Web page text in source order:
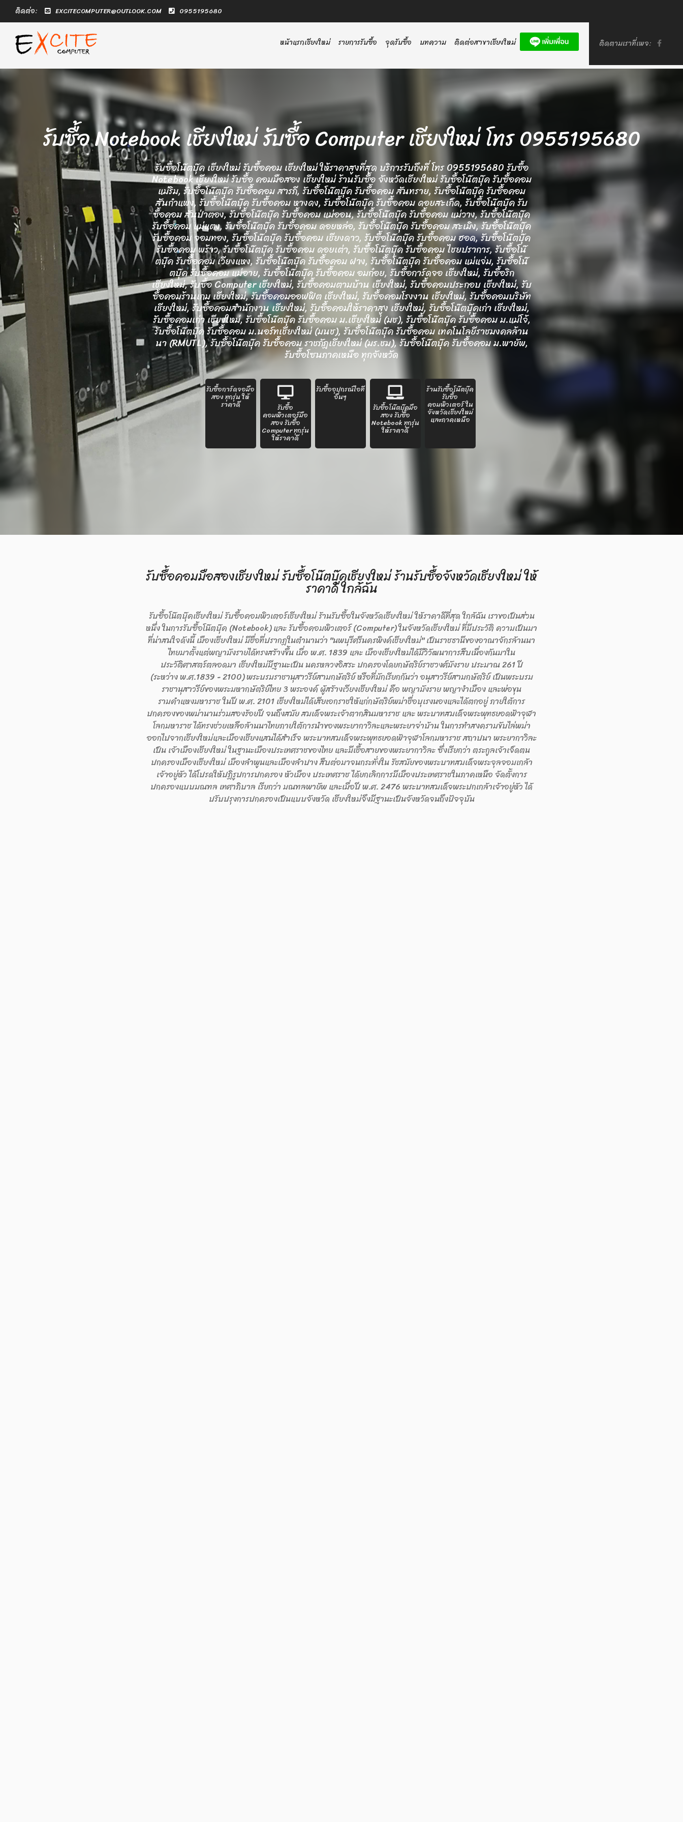
ติดต่อ: EXCITECOMPUTER@OUTLOOK.COM 0955195680
ติดตามเราที่เพจ:
หน้าแรกเชียงใหม่ รายการรับซื้อ จุดรับซื้อ บทความ ติดต่อสาขาเชียงใหม่
รับซื้อ Notebook เชียงใหม่ รับซื้อ Computer เชียงใหม่ โทร 0955195680
รับซื้อโน๊ตบุ๊ค เชียงใหม่ รับซื้อคอม เชียงใหม่ ให้ราคาสูงที่สุด บริการรับถึงที่ โทร 0955195680 รับซื้อ
Notebook เชียงใหม่ รับซื้อ คอมมือสอง เชียงใหม่ ร้านรับซื้อ จังหวัดเชียงใหม่ รับซื้อโน๊ตบุ๊ค รับซื้อคอม
แม่ริม, รับซื้อโน๊ตบุ๊ค รับซื้อคอม สารภี, รับซื้อโน๊ตบุ๊ค รับซื้อคอม สันทราย, รับซื้อโน๊ตบุ๊ค รับซื้อคอม
สันกำแพง, รับซื้อโน๊ตบุ๊ค รับซื้อคอม หางดง, รับซื้อโน๊ตบุ๊ค รับซื้อคอม ดอยสะเก็ด, รับซื้อโน๊ตบุ๊ค รับ
ซื้อคอม สันป่าตอง, รับซื้อโน๊ตบุ๊ค รับซื้อคอม แม่ออน, รับซื้อโน๊ตบุ๊ค รับซื้อคอม แม่วาง, รับซื้อโน๊ตบุ๊ค
รับซื้อคอม แม่แตง, รับซื้อโน๊ตบุ๊ค รับซื้อคอม ดอยหล่อ, รับซื้อโน๊ตบุ๊ค รับซื้อคอม สะเมิง, รับซื้อโน๊ตบุ๊ค
รับซื้อคอม จอมทอง, รับซื้อโน๊ตบุ๊ค รับซื้อคอม เชียงดาว, รับซื้อโน๊ตบุ๊ค รับซื้อคอม ฮอด, รับซื้อโน๊ตบุ๊ค
รับซื้อคอม พร้าว, รับซื้อโน๊ตบุ๊ค รับซื้อคอม ดอยเต่า, รับซื้อโน๊ตบุ๊ค รับซื้อคอม ไชยปราการ, รับซื้อโน๊
ตบุ๊ค รับซื้อคอม เวียงแหง, รับซื้อโน๊ตบุ๊ค รับซื้อคอม ฝาง, รับซื้อโน๊ตบุ๊ค รับซื้อคอม แม่แจ่ม, รับซื้อโน๊
ตบุ๊ค รับซื้อคอม แม่อาย, รับซื้อโน๊ตบุ๊ค รับซื้อคอม อมก๋อย, รับซื้อการ์ดจอ เชียงใหม่, รับซื้อริก
เชียงใหม่, รับซื้อ Computer เชียงใหม่, รับซื้อคอมตามบ้าน เชียงใหม่, รับซื้อคอมประกอบ เชียงใหม่, รับ
ซื้อคอมร้านเกม เชียงใหม่, รับซื้อคอมออฟฟิต เชียงใหม่, รับซื้อคอมโรงงาน เชียงใหม่, รับซื้อคอมบริษัท
เชียงใหม่, รับซื้อคอมสำนักงาน เชียงใหม่, รับซื้อคอมให้ราคาสูง เชียงใหม่, รับซื้อโน๊ตบุ๊คเก่า เชียงใหม่,
รับซื้อคอมเก่า เชียงใหม่, รับซื้อโน๊ตบุ๊ค รับซื้อคอม ม.เชียงใหม่ (มช), รับซื้อโน๊ตบุ๊ค รับซื้อคอม ม.แม่โจ้,
รับซื้อโน๊ตบุ๊ค รับซื้อคอม ม.นอร์ทเชียงใหม่ (มนช), รับซื้อโน๊ตบุ๊ค รับซื้อคอม เทคโนโลยีราชมงคลล้าน
นา (RMUTL), รับซื้อโน๊ตบุ๊ค รับซื้อคอม ราชภัฏเชียงใหม่ (มร.ชม), รับซื้อโน๊ตบุ๊ค รับซื้อคอม ม.พายัพ,
รับซื้อโซนภาคเหนือ ทุกจังหวัด
รับซื้อการ์ดจอมือ
สอง ทุกรุ่น ให้
ราคาดี รับซื้อ
คอมพิวเตอร์มือ
สอง รับซื้อ
Computer ทุกรุ่น
ให้ราคาดี
รับซื้ออุปกรณ์ไอที
อื่นๆ
รับซื้อโน๊ตบุ๊คมือ
สอง รับซื้อ
Notebook ทุกรุ่น
ให้ราคาดี
ร้านรับซื้อโน๊ตบุ๊ค
รับซื้อ
คอมพิวเตอร์ ใน
จังหวัดเชียงใหม่
และภาคเหนือ
รับซื้อคอมมือสองเชียงใหม่ รับซื้อโน๊ตบุ๊คเชียงใหม่ ร้านรับซื้อจังหวัดเชียงใหม่ ให้
ราคาดี ใกล้ฉัน
รับซื้อโน๊ตบุ๊คเชียงใหม่ รับซื้อคอมพิวเตอร์เชียงใหม่ ร้านรับซื้อในจังหวัดเชียงใหม่ ให้ราคาดีที่สุด ใกล้ฉัน เราขอเป็นส่วน
หนึ่ง ในการรับซื้อโน๊ตบุ๊ค (Notebook) และ รับซื้อคอมพิวเตอร์ (Computer) ในจังหวัดเชียงใหม่ ที่มีประวัติ ความเป็นมา
ที่น่าสนใจดังนี้ เมืองเชียงใหม่ มีชื่อที่ปรากฏในตํานานว่า "นพบุรีศรีนครพิงค์เชียงใหม่" เป็นราชธานีของอาณาจักรล้านนา
ไทยมาตั้งแต่พญามังรายได้ทรงสร้างขึ้น เมื่อ พ.ศ. 1839 และ เมืองเชียงใหม่ได้มีวิวัฒนาการสืบเนื่องกันมาใน
ประวัติศาสตร์ตลอดมา เชียงใหม่มีฐานะเป็น นครหลวงอิสระ ปกครองโดยกษัตริย์ราชวงศ์มังราย ประมาณ 261 ปี
(ระหว่าง พ.ศ.1839 - 2100) พระบรมราชานุสาวรีย์สามกษัตริย์ หรือที่มักเรียกกันว่า อนุสาวรีย์สามกษัตริย์ เป็นพระบรม
ราชานุสาวรีย์ของพระมหากษัตริย์ไทย 3 พระองค์ ผู้สร้างเวียงเชียงใหม่ คือ พญามังราย พญางำเมือง และพ่อขุน
รามคำแหงมหาราช ในปี พ.ศ. 2101 เชียงใหม่ได้เสียเอกราชให้แก่กษัตริย์พม่าชื่อบุเรงนองและได้ตกอยู่ ภายใต้การ
ปกครองของพม่านานร่วมสองร้อยปี จนถึงสมัย สมเด็จพระเจ้าตากสินมหาราช และ พระบาทสมเด็จพระพุทธยอดฟ้าจุฬา
โลกมหาราช ได้ทรงช่วยเหลือล้านนาไทยภายใต้การนําของพระยากาวิละและพระยาจ่าบ้าน ในการทําสงครามขับไล่พม่า
ออกไปจากเชียงใหม่และเมืองเชียงแสนได้สําเร็จ พระบาทสมเด็จพระพุทธยอดฟ้าจุฬาโลกมหาราช สถาปนา พระยากาวิละ
เป็น เจ้าเมืองเชียงใหม่ ในฐานะเมืองประเทศราชของไทย และมีเชื้อสายของพระยากาวิละ ซึ่งเรียกว่า ตระกูลเจ้าเจ็ดตน
ปกครองเมืองเชียงใหม่ เมืองลําพูนและเมืองลําปาง สืบต่อมาจนกระทั่งใน รัชสมัยของพระบาทสมเด็จพระจุลจอมเกล้า
เจ้าอยู่หัว ได้โปรดให้ปฏิรูปการปกครอง หัวเมือง ประเทศราช ได้ยกเลิกการมีเมืองประเทศราชในภาคเหนือ จัดตั้งการ
ปกครองแบบมณฑล เทศาภิบาล เรียกว่า มณฑลพายัพ และเมื่อปี พ.ศ. 2476 พระบาทสมเด็จพระปกเกล้าเจ้าอยู่หัว ได้
ปรับปรุงการปกครองเป็นแบบจังหวัด เชียงใหม่จึงมีฐานะเป็นจังหวัดจนถึงปัจจุบัน